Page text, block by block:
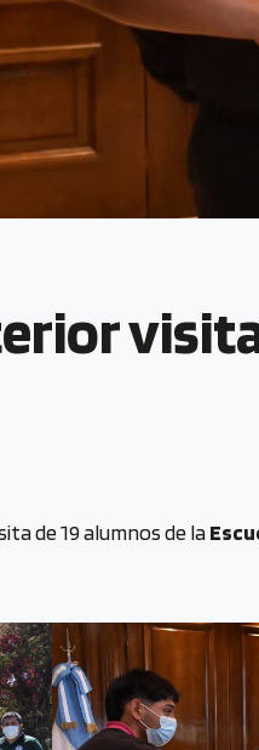
de 19 alumnos de la